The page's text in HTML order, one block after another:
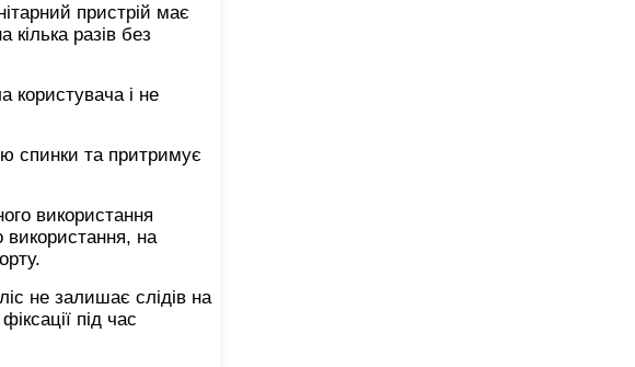
пристрій має
кілька разів без
користувача і не
спинки та притримує
використання
використання, на
не залишає слідів на
під час